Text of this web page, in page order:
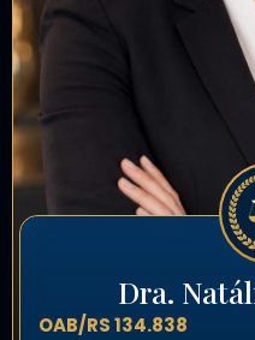
Dra.
OAB/RS 134.838